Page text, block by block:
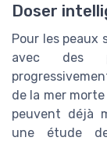
Doser
Pour les peaux
avec des
de la mer
peuvent déjà
une étude